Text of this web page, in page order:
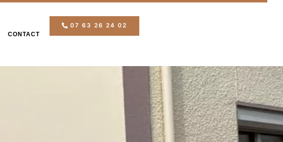
CONTACT
07 63 26 24 02